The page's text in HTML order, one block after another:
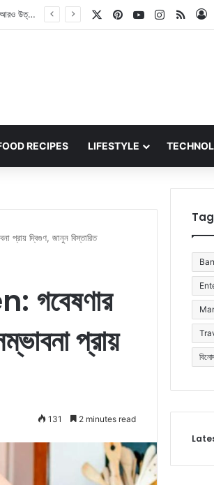
Love Marriage Tips: আপনার পরিবারের সদস্যরা কি লাভ ম্যারেজে রাজি নন? এই পাঁচটি উপায় আপনাকে সাহায্য করবে PinterestYouTubeInstagram
RSS
RECIPES LIFESTYLE
দ্বিগুণ, জানুন বিস্তারিত
প্রায়
131 2 minutes read